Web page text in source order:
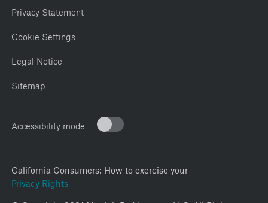
Privacy Statement
Cookie Settings
Legal Notice
Sitemap
Accessibility mode
California Consumers: How to exercise your
Privacy Rights